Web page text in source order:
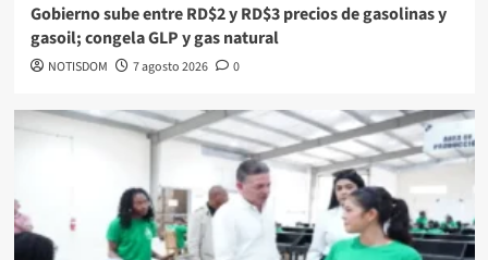
Gobierno sube entre RD$2 y RD$3 precios de gasolinas y
gasoil; congela GLP y gas natural
NOTISDOM 7 agosto 2026 0